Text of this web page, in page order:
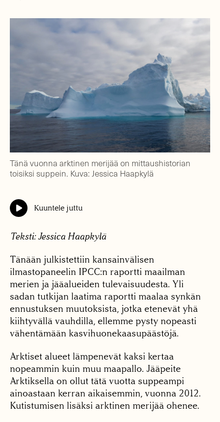
Tänä vuonna arktinen merijää on mittaushistorian
toisiksi suppein. Kuva: Jessica Haapkylä
Kuuntele juttu
Teksti: Jessica Haapkylä
Tänään julkistettiin kansainvälisen
ilmastopaneelin IPCC:n raportti maailman
merien ja jääalueiden tulevaisuudesta. Yli
sadan tutkijan laatima raportti maalaa synkän
ennustuksen muutoksista, jotka etenevät yhä
kiihtyvällä vauhdilla, ellemme pysty nopeasti
vähentämään kasvihuonekaasupäästöjä.
Arktiset alueet lämpenevät kaksi kertaa
nopeammin kuin muu maapallo. Jääpeite
Arktiksella on ollut tätä vuotta suppeampi
ainoastaan kerran aikaisemmin, vuonna 2012.
Kutistumisen lisäksi arktinen merijää ohenee.